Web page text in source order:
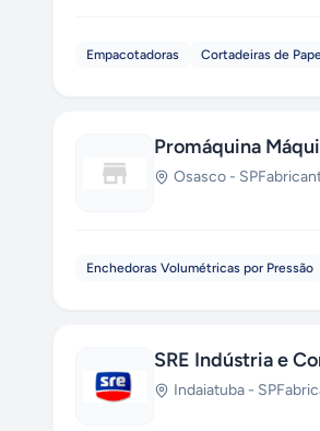
Empacotadoras Cortadeiras de
Promáquina
Osasco - SP
Enchedoras Volumétricas por Pressão
SRE Indústria e
Indaiatuba - SP